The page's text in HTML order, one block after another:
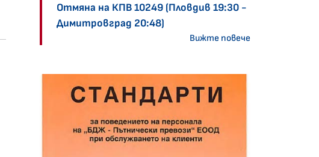
Отмяна на КПВ 10249 (Пловдив 19:30 -
Димитровград 20:48)
Вижте повече